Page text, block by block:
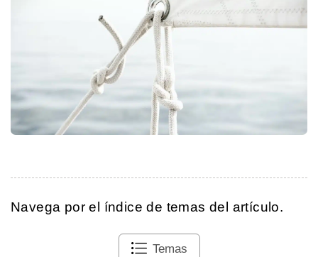
Navega por el índice de temas del artículo.
Temas